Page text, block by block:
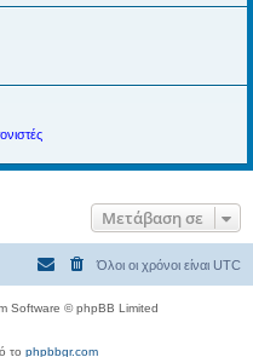
Μετάβαση σε
Όλοι οι χρόνοι είναι UTC
Software © phpBB Limited
το phpbbgr.com